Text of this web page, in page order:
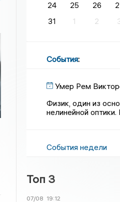
24
25 26
31
1 2
События:
Умер Рем
Физик, один из
нелинейной
События недели
Топ 3
07/08 19:12